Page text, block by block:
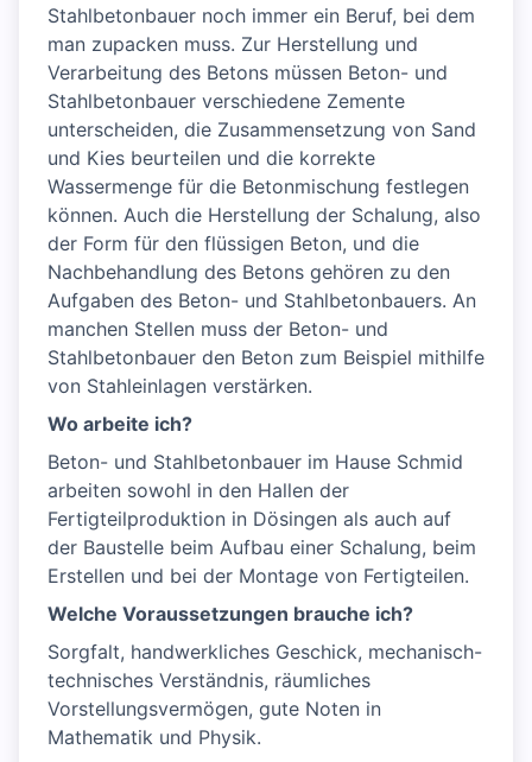
Stahlbetonbauer noch immer ein Beruf, bei dem
man zupacken muss. Zur Herstellung und
Verarbeitung des Betons müssen Beton- und
Stahlbetonbauer verschiedene Zemente
unterscheiden, die Zusammensetzung von Sand
und Kies beurteilen und die korrekte
Wassermenge für die Betonmischung festlegen
können. Auch die Herstellung der Schalung, also
der Form für den flüssigen Beton, und die
Nachbehandlung des Betons gehören zu den
Aufgaben des Beton- und Stahlbetonbauers. An
manchen Stellen muss der Beton- und
Stahlbetonbauer den Beton zum Beispiel mithilfe
von Stahleinlagen verstärken.
Wo arbeite ich?
Beton- und Stahlbetonbauer im Hause Schmid
arbeiten sowohl in den Hallen der
Fertigteilproduktion in Dösingen als auch auf
der Baustelle beim Aufbau einer Schalung, beim
Erstellen und bei der Montage von Fertigteilen.
Welche Voraussetzungen brauche ich?
Sorgfalt, handwerkliches Geschick, mechanisch-
technisches Verständnis, räumliches
Vorstellungsvermögen, gute Noten in
Mathematik und Physik.